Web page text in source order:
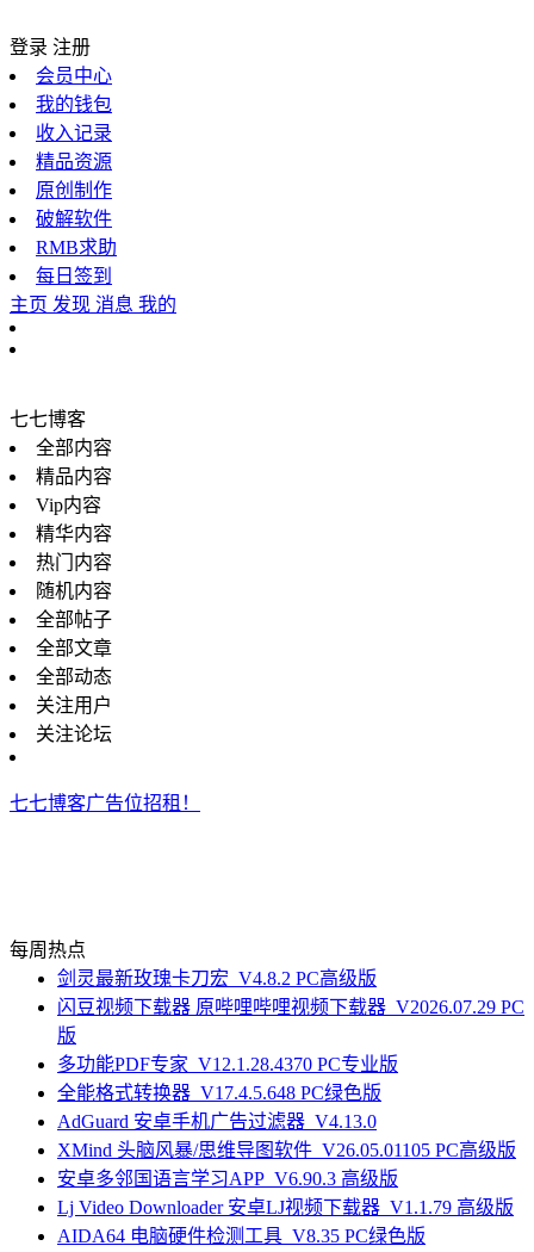
登录 注册
会员中心
我的钱包
收入记录
精品资源
原创制作
破解软件
RMB求助
每日签到
主页 发现 消息 我的
七七博客
全部内容
精品内容
Vip内容
精华内容
热门内容
随机内容
全部帖子
全部文章
全部动态
关注用户
关注论坛
七七博客广告位招租！
每周热点
剑灵最新玫瑰卡刀宏_V4.8.2 PC高级版
闪豆视频下载器 原哔哩哔哩视频下载器_V2026.07.29 PC
版
多功能PDF专家_V12.1.28.4370 PC专业版
全能格式转换器_V17.4.5.648 PC绿色版
AdGuard 安卓手机广告过滤器_V4.13.0
XMind 头脑风暴/思维导图软件_V26.05.01105 PC高级版
安卓多邻国语言学习APP_V6.90.3 高级版
Lj Video Downloader 安卓LJ视频下载器_V1.1.79 高级版
AIDA64 电脑硬件检测工具_V8.35 PC绿色版